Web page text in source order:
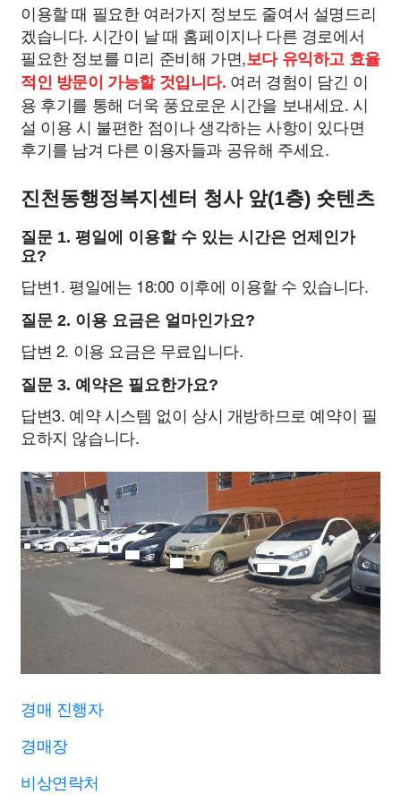
이용할 때 필요한 여러가지 정보도 줄여서 설명드리
겠습니다. 시간이 날 때 홈페이지나 다른 경로에서
필요한 정보를 미리 준비해 가면,보다 유익하고 효율
적인 방문이 가능할 것입니다. 여러 경험이 담긴 이
용 후기를 통해 더욱 풍요로운 시간을 보내세요. 시
설 이용 시 불편한 점이나 생각하는 사항이 있다면
후기를 남겨 다른 이용자들과 공유해 주세요.
진천동행정복지센터 청사 앞(1층) 숏텐츠
질문 1. 평일에 이용할 수 있는 시간은 언제인가
요?
답변1. 평일에는 18:00 이후에 이용할 수 있습니다.
질문 2. 이용 요금은 얼마인가요?
답변 2. 이용 요금은 무료입니다.
질문 3. 예약은 필요한가요?
답변3. 예약 시스템 없이 상시 개방하므로 예약이 필
요하지 않습니다.
경매 진행자
경매장
비상연락처